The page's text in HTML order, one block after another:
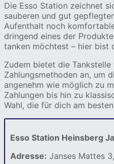
Die Esso Station zeichnet
sauberen und gut
Aufenthalt noch
dringend eines der
tanken möchtest – hier bist
Zudem bietet die Tankstelle
Zahlungsmethoden an, um
angenehm wie möglich zu
Zahlungen bis hin zu
Wahl, die für dich am
Esso Station Heinsberg
Adresse: Janses Mattes